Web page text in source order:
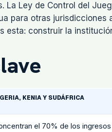
La Ley de Control del
para otras jurisdicciones
esta: construir la
KENIA Y SUDÁFRICA
el 70% de los